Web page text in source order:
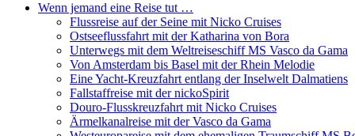
Wenn jemand eine Reise tut …
Flussreise auf der Seine mit Nicko Cruises
Ostseeflussfahrt mit der Katharina von Bora
Unterwegs mit dem Weltreiseschiff MS Vasco da Gama
Von Amsterdam bis Basel mit der Rhein Melodie
Eine Yacht-Kreuzfahrt entlang der Inselwelt Dalmatiens
Fallstaffreise mit der nickoSpirit
Douro-Flusskreuzfahrt mit Nicko Cruises
Ärmelkanalreise mit der Vasco da Gama